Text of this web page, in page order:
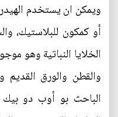
ويمكن ان يستخدم
أو كمكون للبلاستيك،
الخلايا النباتية وهو
والقطن والورق
الباحث بو أوب دو